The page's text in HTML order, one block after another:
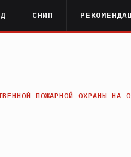
СНИП
ПОЖАРНОЙ ОХРАНЫ НА